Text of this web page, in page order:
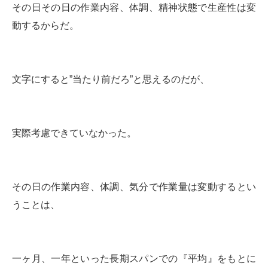
その日その日の作業内容、体調、精神状態で生産性は変
動するからだ。
文字にすると”当たり前だろ”と思えるのだが、
実際考慮できていなかった。
その日の作業内容、体調、気分で作業量は変動するとい
うことは、
一ヶ月、一年といった長期スパンでの『平均』をもとに